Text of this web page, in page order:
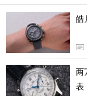
表链也采用精钢
呼应，统一了整皓
两
表